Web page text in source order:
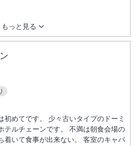
もっと見る
初めてです。 少々古いタイプのドーミ
テルチェーンです。 不満は朝食会場の
着いて食事が出来ない。 客室のキャパ